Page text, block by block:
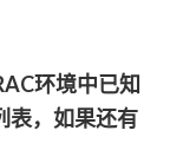
环境中已知
表，如果还有